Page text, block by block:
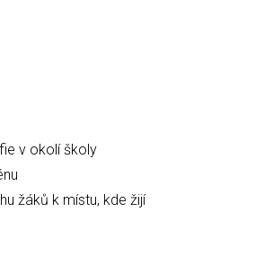
v okolí školy
žáků k místu, kde žijí